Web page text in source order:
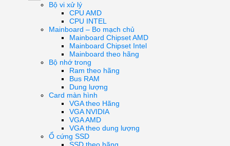
Bộ vi xử lý
CPU AMD
CPU INTEL
Mainboard – Bo mạch chủ
Mainboard Chipset AMD
Mainboard Chipset Intel
Mainboard theo hãng
Bộ nhớ trong
Ram theo hãng
Bus RAM
Dung lượng
Card màn hình
VGA theo Hãng
VGA NVIDIA
VGA AMD
VGA theo dung lượng
Ổ cứng SSD